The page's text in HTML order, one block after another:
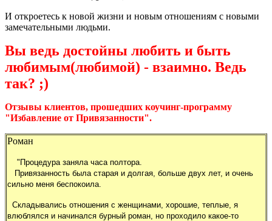
И откроетесь к новой жизни и новым отношениям с новыми
замечательными людьми.
Вы ведь достойны любить и быть
любимым(любимой) - взаимно. Ведь
так? ;)
Отзывы клиентов, прошедших коучинг-программу
"Избавление от Привязанности".
Роман
"Процедура заняла часа полтора.
Привязанность была старая и долгая, больше двух лет, и очень
сильно меня беспокоила.
Складывались отношения с женщинами, хорошие, теплые, я
влюблялся и начинался бурный роман, но проходило какое-то